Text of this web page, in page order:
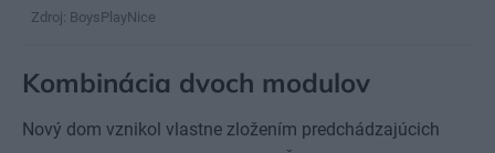
Zdroj: BoysPlayNice
Kombinácia dvoch modulov
Nový dom vznikol vlastne zložením predchádzajúcich